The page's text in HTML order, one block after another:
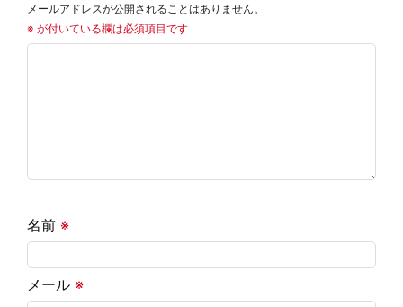
メールアドレスが公開されることはありません。
※ が付いている欄は必須項目です
名前 ※
メール ※